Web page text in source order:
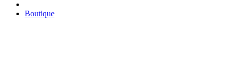
Boutique